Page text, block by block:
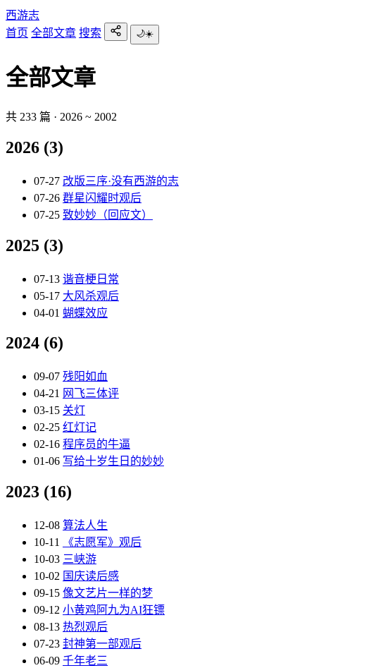
西游志
首页 全部文章 搜索 🌙☀️
全部文章
共 233 篇 · 2026 ~ 2002
2026 (3)
07-27 改版三序·没有西游的志
07-26 群星闪耀时观后
07-25 致妙妙（回应文）
2025 (3)
07-13 谐音梗日常
05-17 大风杀观后
04-01 蝴蝶效应
2024 (6)
09-07 残阳如血
04-21 网飞三体评
03-15 关灯
02-25 红灯记
02-16 程序员的牛逼
01-06 写给十岁生日的妙妙
2023 (16)
12-08 算法人生
10-11
《志愿军》观后
10-03 三峡游
10-02 国庆读后感
09-15 像文艺片一样的梦
09-12 小黄鸡阿九为AI狂镖
08-13 热烈观后
07-23 封神第一部观后
06-09 千年老三